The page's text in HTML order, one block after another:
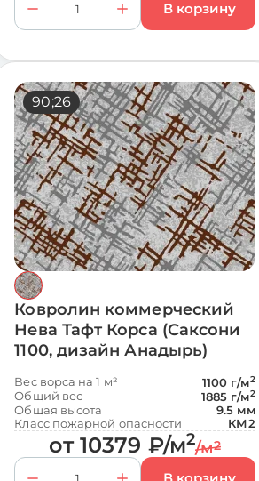
17;21 90;26
Ковролин коммерческий
Нева Тафт Корса (Саксони
1100, дизайн Анадырь)
Вес ворса на 1 м² 1100 г/м2
Общий вес 1885 г/м2
Общая высота
9.5 мм
Класс пожарной опасности
КМ2
от10379 ₽/м2/м2